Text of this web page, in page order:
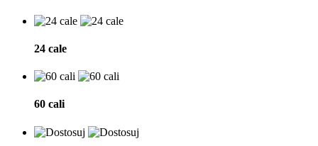
24 cale
60 cali